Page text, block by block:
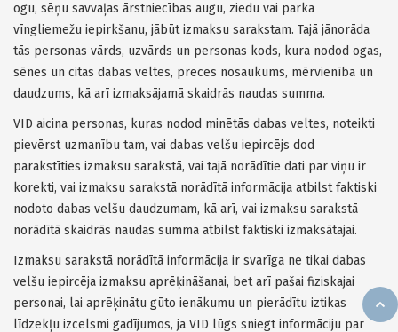
ogu, sēņu savvaļas ārstniecības augu, ziedu vai parka
vīngliemežu iepirkšanu, jābūt izmaksu sarakstam. Tajā jānorāda
tās personas vārds, uzvārds un personas kods, kura nodod ogas,
sēnes un citas dabas veltes, preces nosaukums, mērvienība un
daudzums, kā arī izmaksājamā skaidrās naudas summa.
VID aicina personas, kuras nodod minētās dabas veltes, noteikti
pievērst uzmanību tam, vai dabas velšu iepircējs dod
parakstīties izmaksu sarakstā, vai tajā norādītie dati par viņu ir
korekti, vai izmaksu sarakstā norādītā informācija atbilst faktiski
nodoto dabas velšu daudzumam, kā arī, vai izmaksu sarakstā
norādītā skaidrās naudas summa atbilst faktiski izmaksātajai.
Izmaksu sarakstā norādītā informācija ir svarīga ne tikai dabas
velšu iepircēja izmaksu aprēķināšanai, bet arī pašai fiziskajai
personai, lai aprēķinātu gūto ienākumu un pierādītu iztikas
līdzekļu izcelsmi gadījumos, ja VID lūgs sniegt informāciju par